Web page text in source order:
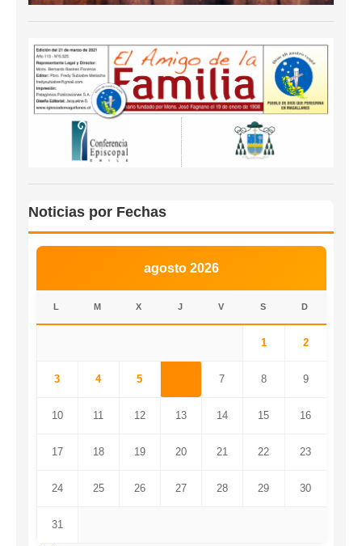
Noticias por Fechas
agosto 2026
L M X J V S D
1 2
3 4 5 7 8 9
10 11 12 13 14 15 16
17 18 19 20 21 22 23
24 25 26 27 28 29 30
31